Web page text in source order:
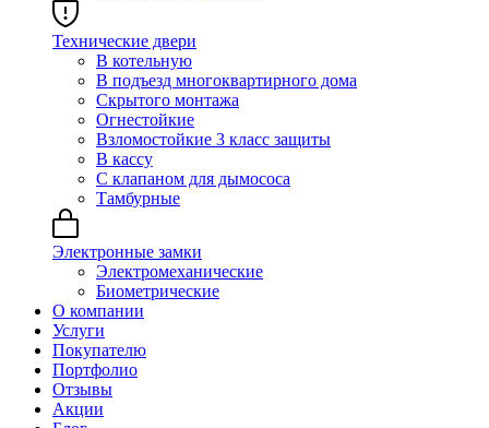
Технические двери
В котельную
В подъезд многоквартирного дома
Скрытого монтажа
Огнестойкие
Взломостойкие 3 класс защиты
В кассу
С клапаном для дымососа
Тамбурные
Электронные замки
Электромеханические
Биометрические
О компании
Услуги
Покупателю
Портфолио
Отзывы
Акции